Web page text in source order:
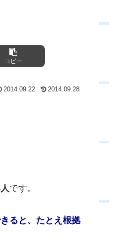
コピー
2014.09.22 2014.09.28
です。
ると、たとえ根拠